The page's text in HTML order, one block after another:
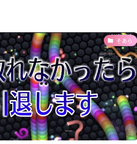
そあら